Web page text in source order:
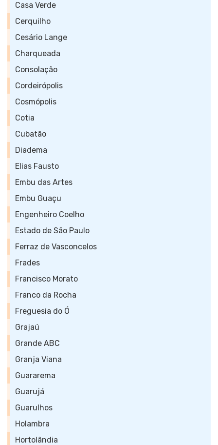
Casa Verde
Cerquilho
Cesário Lange
Charqueada
Consolação
Cordeirópolis
Cosmópolis
Cotia
Cubatão
Diadema
Elias Fausto
Embu das Artes
Embu Guaçu
Engenheiro Coelho
Estado de São Paulo
Ferraz de Vasconcelos
Frades
Francisco Morato
Franco da Rocha
Freguesia do Ó
Grajaú
Grande ABC
Granja Viana
Guararema
Guarujá
Guarulhos
Holambra
Hortolândia